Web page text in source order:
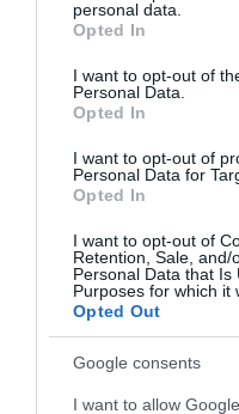
grant or deny consent to
use your data for below
consent section.
personal data.
Opted In
I want to opt-out of
Personal Data.
Opted In
I want to opt-out of
Personal Data for
Opted In
I want to opt-out of
Retention, Sale, and/
Personal Data that Is
Purposes for which it
Opted Out
Google consents
I want to allow
Még több
A Jupiter
holdján kutat
robotja